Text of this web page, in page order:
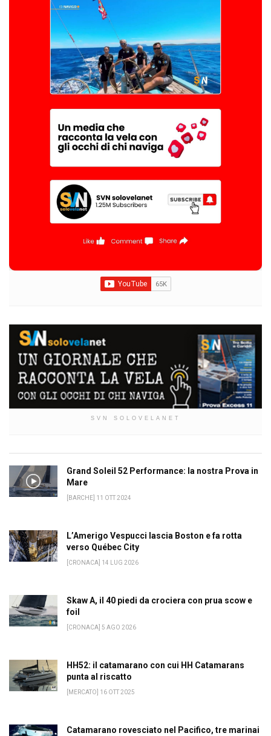
SVN SOLOVELANET
Grand Soleil 52 Performance: la nostra Prova in
Mare
[BARCHE] 11 OTT 2024
L’Amerigo Vespucci lascia Boston e fa rotta
verso Québec City
[CRONACA] 14 LUG 2026
Skaw A, il 40 piedi da crociera con prua scow e
foil
[CRONACA] 5 AGO 2026
HH52: il catamarano con cui HH Catamarans
punta al riscatto
[MERCATO] 16 OTT 2025
Catamarano rovesciato nel Pacifico, tre marinai